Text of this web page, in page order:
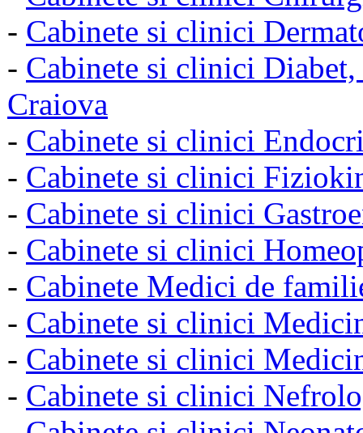
- Cabinete si clinici
- Cabinete si clinici
Craiova
- Cabinete si clinici
- Cabinete si clinici
- Cabinete si clinici
- Cabinete si clinici
- Cabinete Medici de
- Cabinete si clinici
- Cabinete si clinici
- Cabinete si clinici